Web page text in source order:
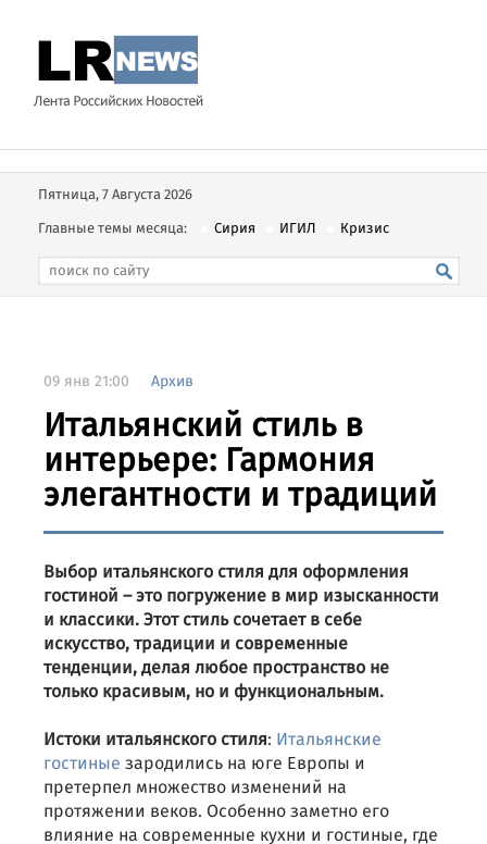
Пятница, 7 Августа 2026
Главные темы месяца:
Сирия ИГИЛ Кризис
09 янв 21:00 Архив
Итальянский стиль в
интерьере: Гармония
элегантности и традиций
Выбор итальянского стиля для оформления
гостиной – это погружение в мир изысканности
и классики. Этот стиль сочетает в себе
искусство, традиции и современные
тенденции, делая любое пространство не
только красивым, но и функциональным.
Истоки итальянского стиля: Итальянские
гостиные зародились на юге Европы и
претерпел множество изменений на
протяжении веков. Особенно заметно его
влияние на современные кухни и гостиные, где